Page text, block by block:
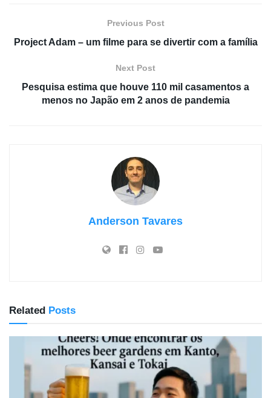
Previous Post
Project Adam – um filme para se divertir com a família
Next Post
Pesquisa estima que houve 110 mil casamentos a
menos no Japão em 2 anos de pandemia
Anderson Tavares
Related Posts